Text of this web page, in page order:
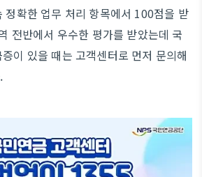
정확한 업무 처리 항목에서 100점을 받
전반에서 우수한 평가를 받았는데 국
이 있을 때는 고객센터로 먼저 문의해